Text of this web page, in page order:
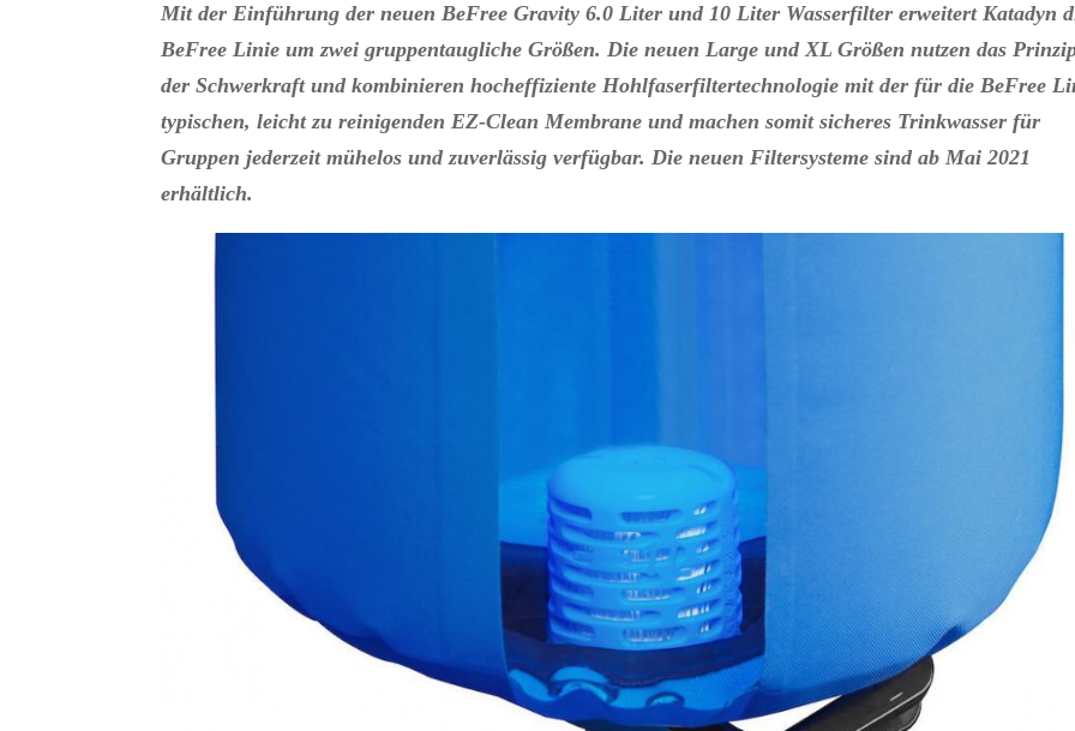
Mit der Einführung der neuen BeFree Gravity 6.0 Liter und 10 Liter Wasserfilter erweitert Katadyn
BeFree Linie um zwei gruppentaugliche Größen. Die neuen Large und XL Größen nutzen das
der Schwerkraft und kombinieren hocheffiziente Hohlfaserfiltertechnologie mit der für die BeFree
typischen, leicht zu reinigenden EZ-Clean Membrane und machen somit sicheres Trinkwasser für
Gruppen jederzeit mühelos und zuverlässig verfügbar. Die neuen Filtersysteme sind ab Mai 2021
erhältlich.